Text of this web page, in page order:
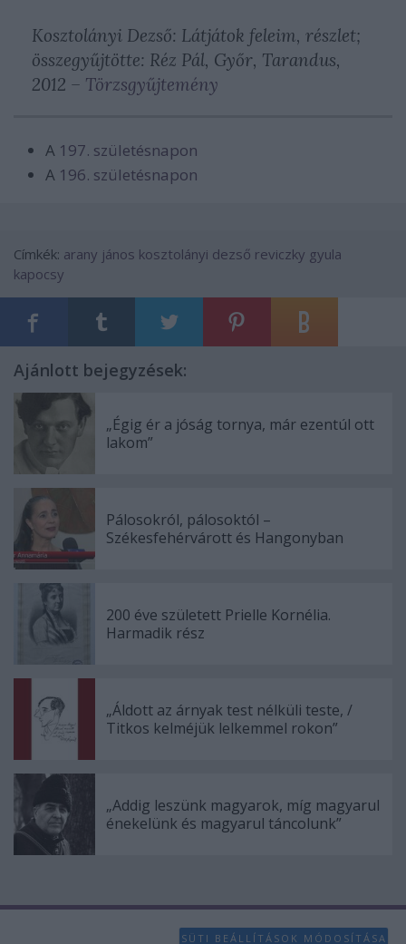
Kosztolányi Dezső: Látjátok feleim, részlet;
összegyűjtötte: Réz Pál, Győr, Tarandus,
2012 – Törzsgyűjtemény
A 197. születésnapon
A 196. születésnapon
Címkék: arany jános kosztolányi dezső reviczky gyula
kapocsy
Ajánlott bejegyzések:
„Égig ér a jóság tornya, már ezentúl ott
lakom”
Pálosokról, pálosoktól –
Székesfehérvárott és Hangonyban
200 éve született Prielle Kornélia.
Harmadik rész
„Áldott az árnyak test nélküli teste, /
Titkos kelméjük lelkemmel rokon”
„Addig leszünk magyarok, míg magyarul
énekelünk és magyarul táncolunk”
SÜTI BEÁLLÍTÁSOK MÓDOSÍTÁSA